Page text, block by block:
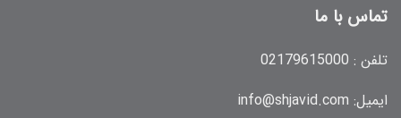
تماس با ما
تلفن : 02179615000
ایمیل: info@shjavid.com